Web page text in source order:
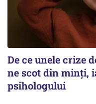
De ce unele crize
ne scot din minți,
psihologului